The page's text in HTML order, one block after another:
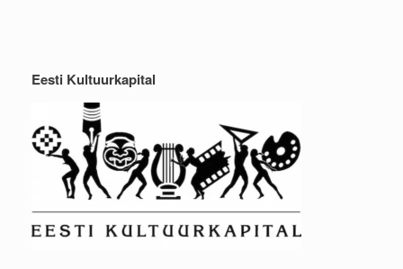
Eesti Kultuurkapital